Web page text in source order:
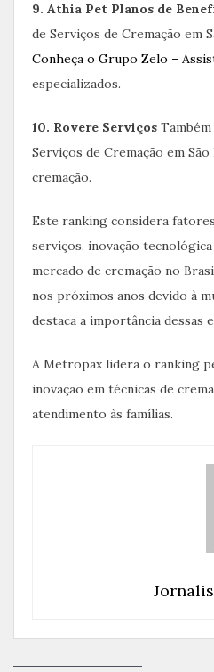
9. Athia Pet Planos de
de Serviços de Cremação em
Conheça o Grupo Zelo –
especializados.
10. Rovere Serviços
Serviços de Cremação em
cremação.
Este ranking considera
serviços, inovação
mercado de cremação no
nos próximos anos devido à
destaca a importância dessas
A Metropax lidera o ranking
inovação em técnicas de
atendimento às famílias.